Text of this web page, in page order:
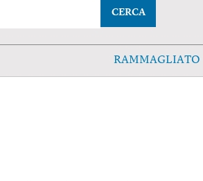
CERCA
RAMMAGLIATO